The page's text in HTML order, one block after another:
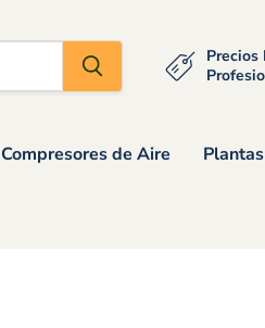
Precios
Compresores de Aire